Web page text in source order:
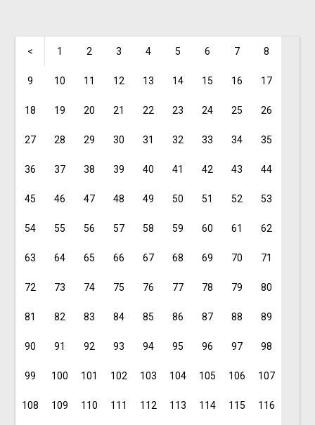
< 1 2 3 4 5 6 7 8
9 10 11 12 13 14 15 16 17
18 19 20 21 22 23 24 25 26
27 28 29 30 31 32 33 34 35
36 37 38 39 40 41 42 43 44
45 46 47 48 49 50 51 52 53
54 55 56 57 58 59 60 61 62
63 64 65 66 67 68 69 70 71
72 73 74 75 76 77 78 79 80
81 82 83 84 85 86 87 88 89
90 91 92 93 94 95 96 97 98
99 100 101 102 103 104 105 106 107
108 109 110 111 112 113 114 115 116